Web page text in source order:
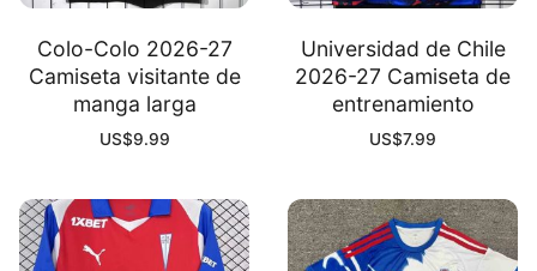
Colo-Colo 2026-27
Camiseta visitante de
manga larga
US$9.99
Universidad de Chile
2026-27 Camiseta de
entrenamiento
US$7.99